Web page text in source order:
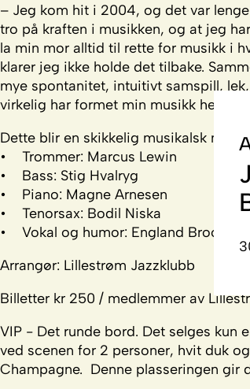
– Jeg kom hit i 2004, og det var
tro på kraften i musikken, og at jeg
la min mor alltid til rette for musikk i
klarer jeg ikke holde det tilbake.
mye spontanitet, intuitivt samspill,
virkelig har formet min musikk her i
Dette blir en skikkelig musikalsk
• Trommer: Marcus Lewin
• Bass: Stig Hvalryg
• Piano: Magne Arnesen
• Tenorsax: Bodil Niska
• Vokal og humor: England Brooks
Arrangør: Lillestrøm Jazzklubb
Billetter kr 250 / medlemmer av
VIP - Det runde bord. Det selges kun
ved scenen for 2 personer, hvit duk
Champagne. Denne plasseringen gir